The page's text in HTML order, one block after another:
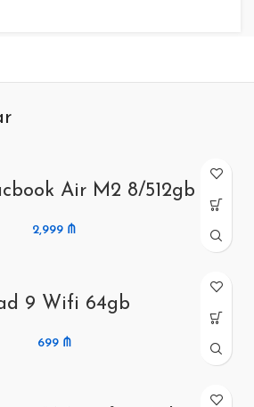
Air M2 8/512gb
2,999 ₼
9 Wifi 64gb
699 ₼